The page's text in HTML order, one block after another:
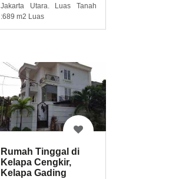
Jakarta Utara. Luas Tanah
:689 m2 Luas
Rumah Tinggal di
Kelapa Cengkir,
Kelapa Gading